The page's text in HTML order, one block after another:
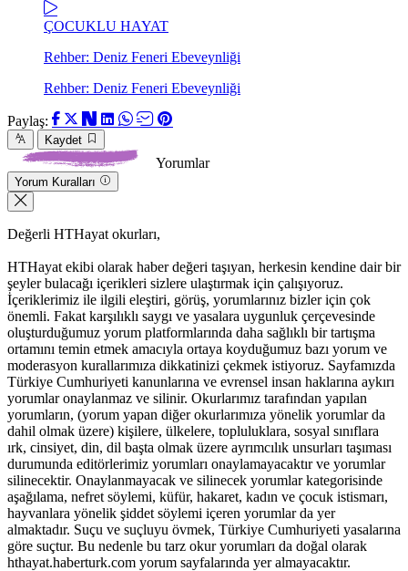
ÇOCUKLU HAYAT
Rehber: Deniz Feneri Ebeveynliği
Rehber: Deniz Feneri Ebeveynliği
Paylaş:
Kaydet
Yorumlar
Yorum Kuralları
Değerli HTHayat okurları,
HTHayat ekibi olarak haber değeri taşıyan, herkesin kendine dair bir
şeyler bulacağı içerikleri sizlere ulaştırmak için çalışıyoruz.
İçeriklerimiz ile ilgili eleştiri, görüş, yorumlarınız bizler için çok
önemli. Fakat karşılıklı saygı ve yasalara uygunluk çerçevesinde
oluşturduğumuz yorum platformlarında daha sağlıklı bir tartışma
ortamını temin etmek amacıyla ortaya koyduğumuz bazı yorum ve
moderasyon kurallarımıza dikkatinizi çekmek istiyoruz. Sayfamızda
Türkiye Cumhuriyeti kanunlarına ve evrensel insan haklarına aykırı
yorumlar onaylanmaz ve silinir. Okurlarımız tarafından yapılan
yorumların, (yorum yapan diğer okurlarımıza yönelik yorumlar da
dahil olmak üzere) kişilere, ülkelere, topluluklara, sosyal sınıflara
ırk, cinsiyet, din, dil başta olmak üzere ayrımcılık unsurları taşıması
durumunda editörlerimiz yorumları onaylamayacaktır ve yorumlar
silinecektir. Onaylanmayacak ve silinecek yorumlar kategorisinde
aşağılama, nefret söylemi, küfür, hakaret, kadın ve çocuk istismarı,
hayvanlara yönelik şiddet söylemi içeren yorumlar da yer
almaktadır. Suçu ve suçluyu övmek, Türkiye Cumhuriyeti yasalarına
göre suçtur. Bu nedenle bu tarz okur yorumları da doğal olarak
hthayat.haberturk.com yorum sayfalarında yer almayacaktır.